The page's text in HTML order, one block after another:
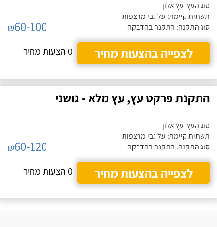
סוג העץ: עץ אלון
תשתית קיימת: על גבי מרצפות
סוג התקנה: התקנה בהדבקה
₪60-100
לצפייה בהצעות מחיר
0 הצעות מחיר
התקנת פרקט עץ, עץ מלא - גושני
סוג העץ: עץ אלון
תשתית קיימת: על גבי מרצפות
סוג התקנה: התקנה בהדבקה
₪60-120
לצפייה בהצעות מחיר
0 הצעות מחיר